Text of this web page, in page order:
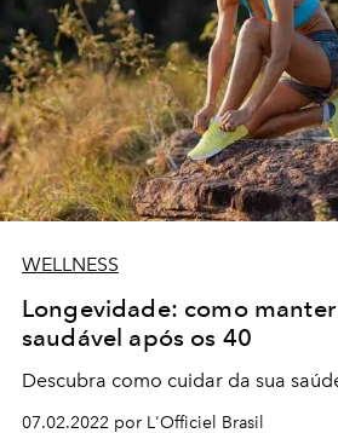
WELLNESS
Longevidade: como
saudável após os 40
Descubra como cuidar da sua
07.02.2022 por L'Officiel Brasil